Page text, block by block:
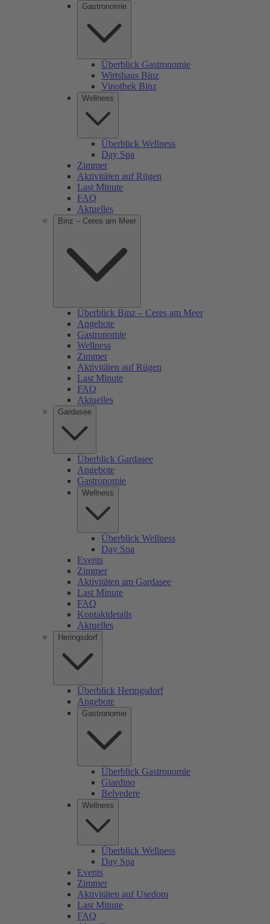
Gastronomie
Überblick Gastronomie
Wirtshaus Binz
Vinothek Binz
Wellness
Überblick Wellness
Day Spa
Zimmer
Aktivitäten auf Rügen
Last Minute
FAQ
Aktuelles
Binz – Ceres am Meer
Überblick Binz – Ceres am Meer
Angebote
Gastronomie
Wellness
Zimmer
Aktivitäten auf Rügen
Last Minute
FAQ
Aktuelles
Gardasee
Überblick Gardasee
Angebote
Gastronomie
Wellness
Überblick Wellness
Day Spa
Events
Zimmer
Aktivitäten am Gardasee
Last Minute
FAQ
Kontaktdetails
Aktuelles
Heringsdorf
Überblick Heringsdorf
Angebote
Gastronomie
Überblick Gastronomie
Giardino
Belvedere
Wellness
Überblick Wellness
Day Spa
Events
Zimmer
Aktivitäten auf Usedom
Last Minute
FAQ